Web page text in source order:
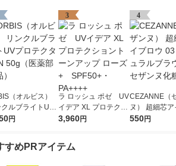
（オルビス）
クルブライトUV
クター N 50g
円
3
ラ ロッシュ ポゼ UV
イデア XL プロテクシ
ョントーンアップ ロ
3,960円
4
CEZANNE（
ヌ） 超細芯
ウ 03（ナチ
550円
すめPRアイテム